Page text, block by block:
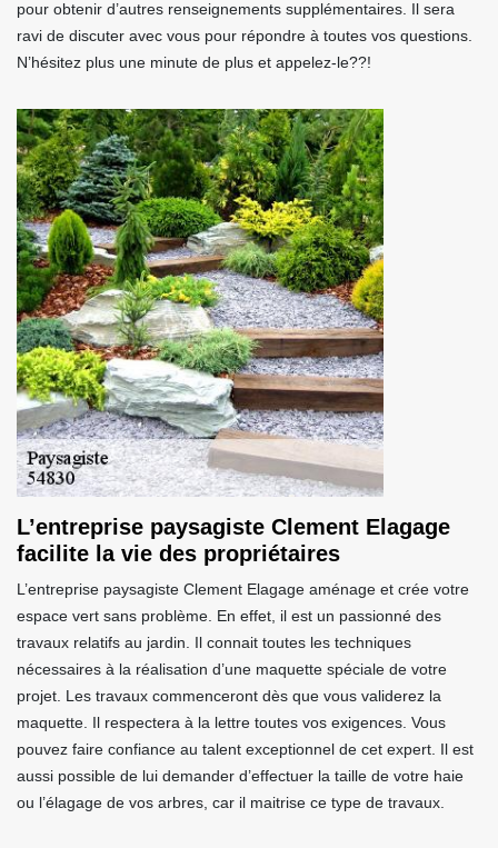
pour obtenir d’autres renseignements supplémentaires. Il sera
ravi de discuter avec vous pour répondre à toutes vos questions.
N’hésitez plus une minute de plus et appelez-le??!
L’entreprise paysagiste Clement Elagage
facilite la vie des propriétaires
L’entreprise paysagiste Clement Elagage aménage et crée votre
espace vert sans problème. En effet, il est un passionné des
travaux relatifs au jardin. Il connait toutes les techniques
nécessaires à la réalisation d’une maquette spéciale de votre
projet. Les travaux commenceront dès que vous validerez la
maquette. Il respectera à la lettre toutes vos exigences. Vous
pouvez faire confiance au talent exceptionnel de cet expert. Il est
aussi possible de lui demander d’effectuer la taille de votre haie
ou l’élagage de vos arbres, car il maitrise ce type de travaux.